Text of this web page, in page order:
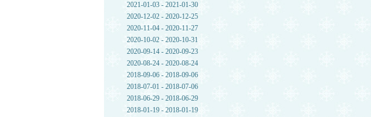
2021-01-03 - 2021-01-30
2020-12-02 - 2020-12-25
2020-11-04 - 2020-11-27
2020-10-02 - 2020-10-31
2020-09-14 - 2020-09-23
2020-08-24 - 2020-08-24
2018-09-06 - 2018-09-06
2018-07-01 - 2018-07-06
2018-06-29 - 2018-06-29
2018-01-19 - 2018-01-19